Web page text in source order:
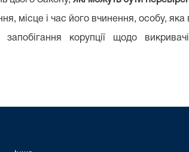
місце і час його вчинення, особу,
корупції щодо